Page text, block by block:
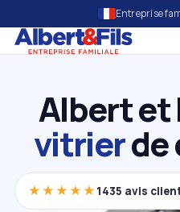
Entreprise
Albert et
vitrierde
★★★★★ 1435 avis